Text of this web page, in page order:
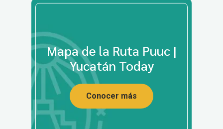
Mapa de la Ruta Puuc |
Yucatán Today
Conocer más